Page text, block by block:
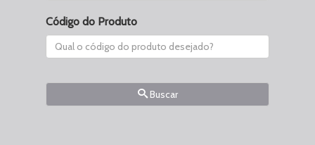
Código do Produto
Buscar